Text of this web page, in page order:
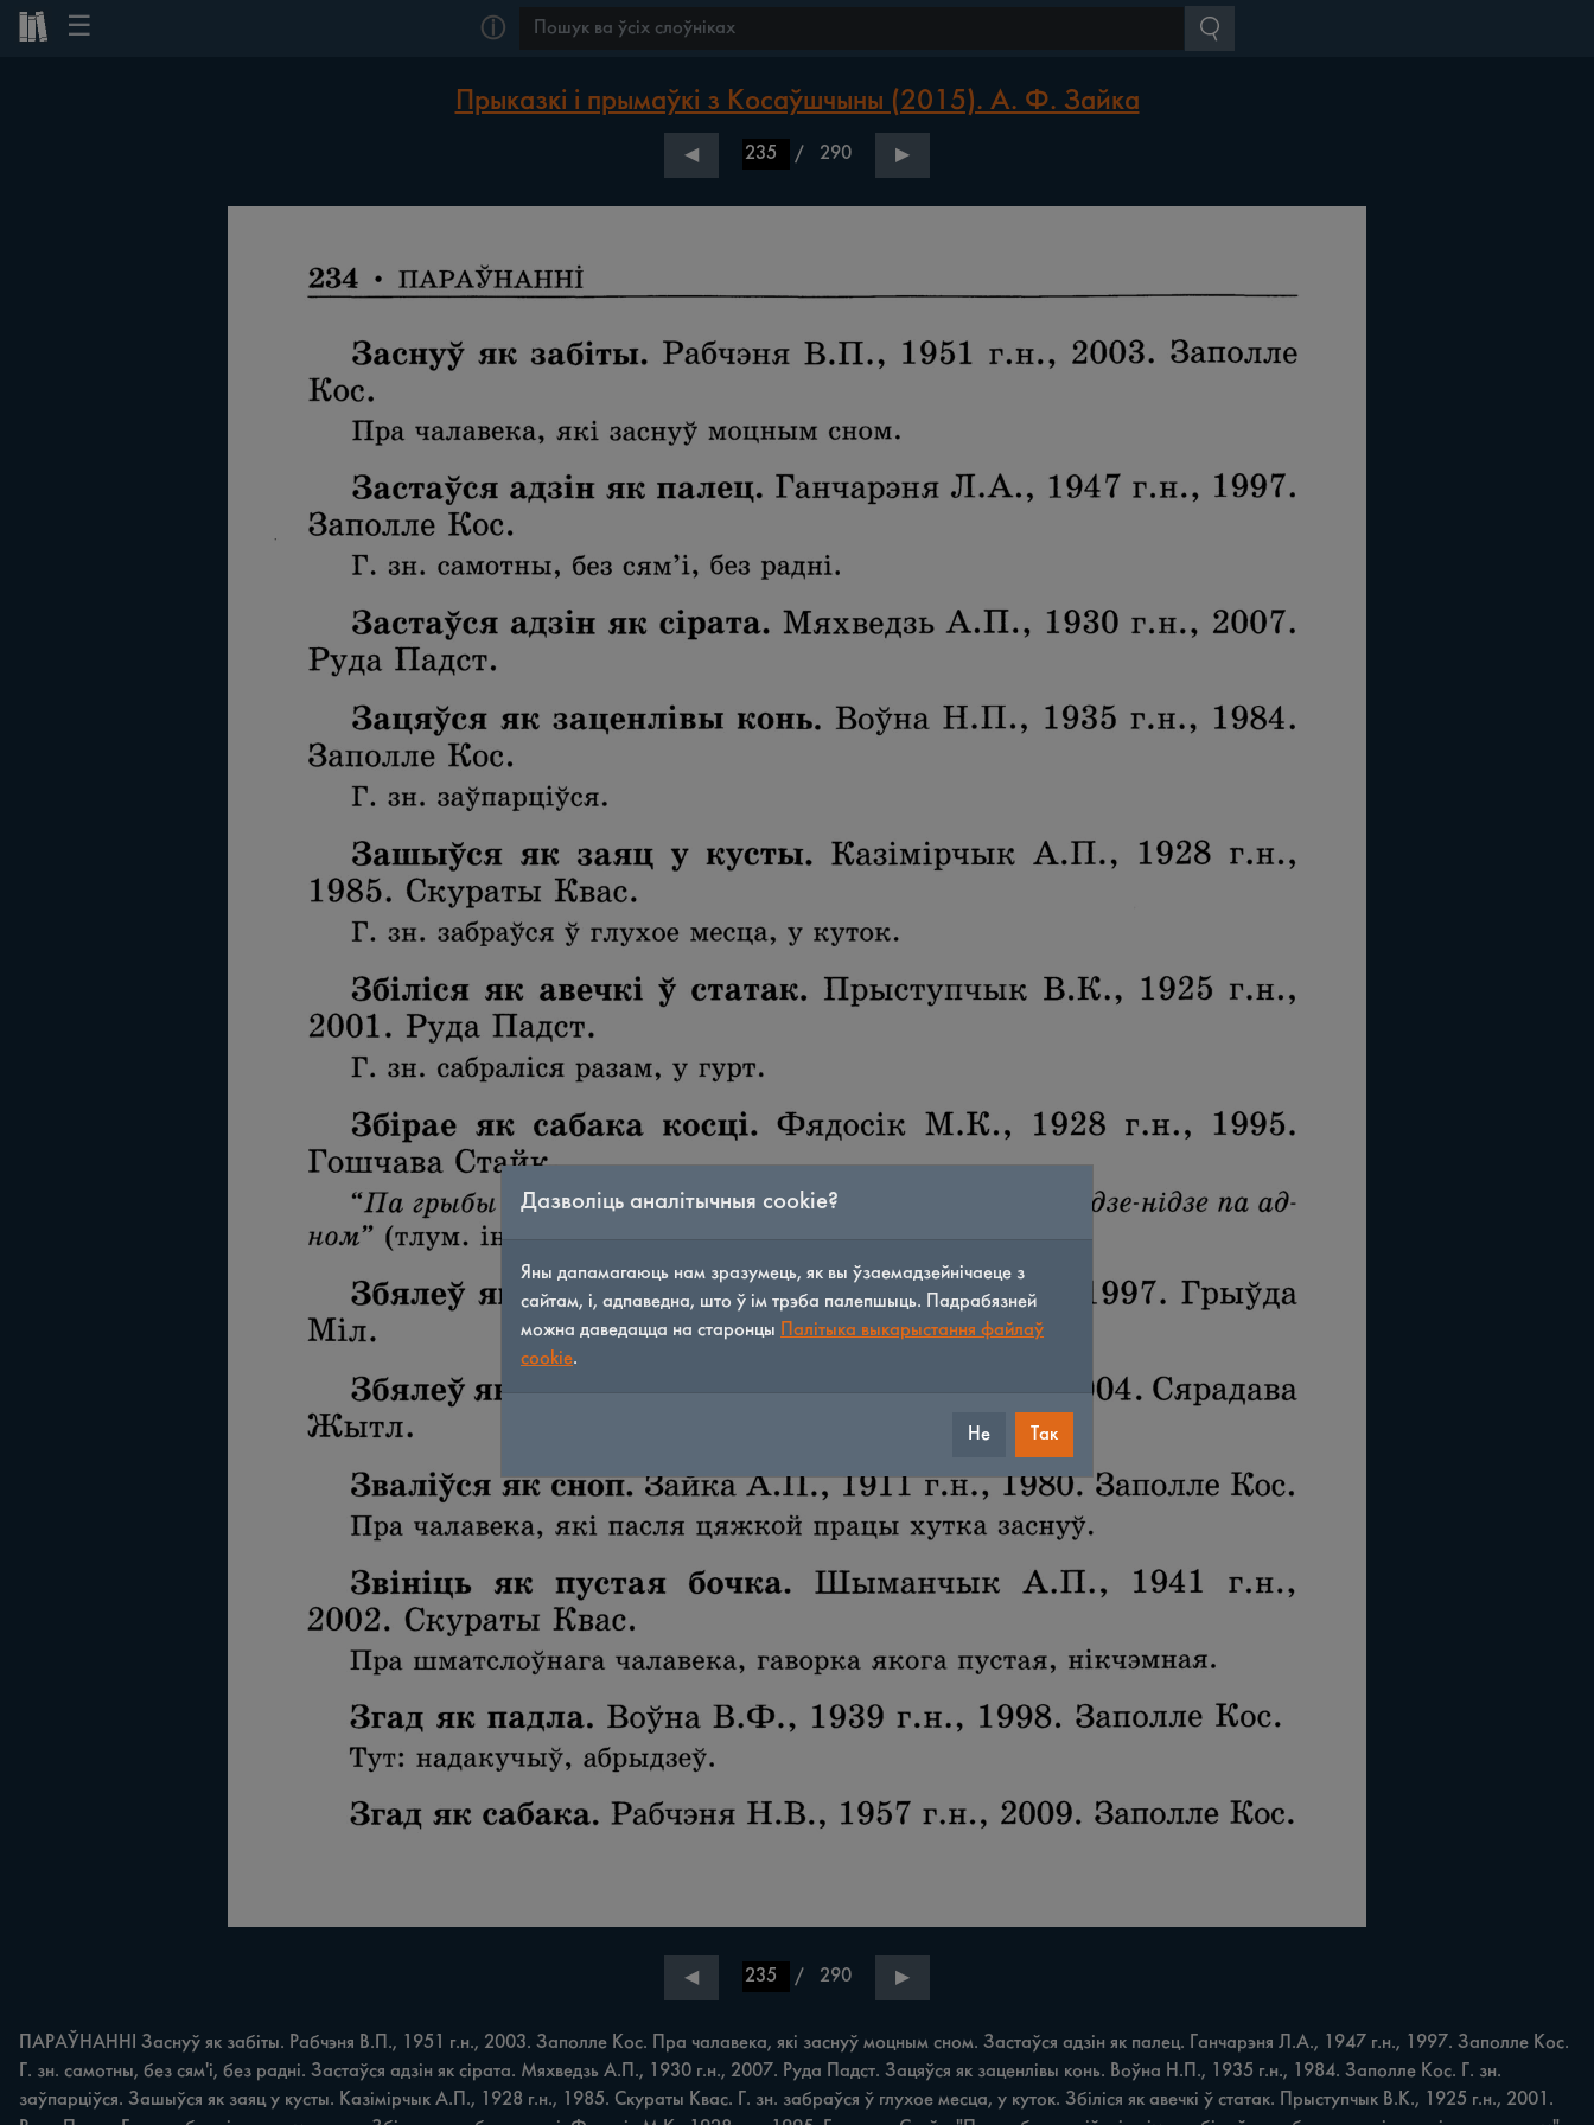
☰ ⓘ
Прыказкі і прымаўкі з Косаўшчыны (2015). А. Ф. Зайка
◀ / 290 ▶
◀ / 290 ▶
ПАРАЎНАННІ Заснуў як забіты. Рабчэня В.П., 1951 г.н., 2003. Заполле Кос. Пра чалавека, які заснуў моцным сном. Застаўся адзін як палец. Ганчарэня Л.А., 1947 г.н., 1997. Заполле Кос.
Г. зн. самотны, без сям'і, без радні. Застаўся адзін як сірата. Мяхведзь А.П., 1930 г.н., 2007. Руда Падст. Зацяўся як заценлівы конь. Воўна Н.П., 1935 г.н., 1984. Заполле Кос. Г. зн.
заўпарціўся. Зашыўся як заяц у кусты. Казімірчык А.П., 1928 г.н., 1985. Скураты Квас. Г. зн. забраўся ў глухое месца, у куток. Збіліся як авечкі ў статак. Прыступчык В.К., 1925 г.н., 2001.
Дазволіць аналітычныя cookie?
Яны дапамагаюць нам зразумець, як вы ўзаемадзейнічаеце з
сайтам, і, адпаведна, што ў ім трэба палепшыць. Падрабязней
можна даведацца на старонцы Палітыка выкарыстання файлаў
cookie.
Не Так